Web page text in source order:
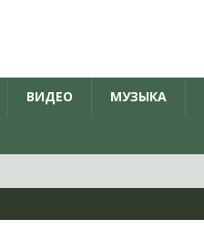
ВИДЕО МУЗЫКА